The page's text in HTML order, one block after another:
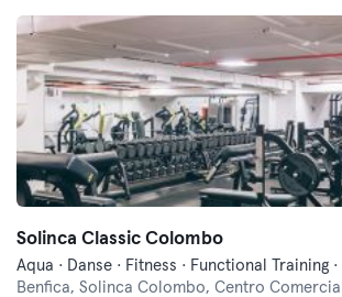
Solinca Classic Colombo
Benfica, Solinca Colombo, Centro Comercial Colombo Loja